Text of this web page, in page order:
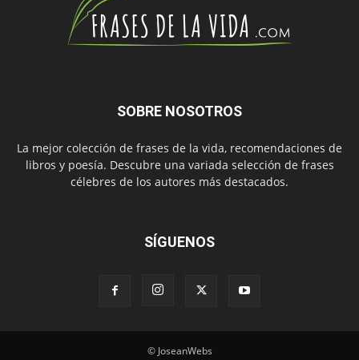
SOBRE NOSOTROS
La mejor colección de frases de la vida, recomendaciones de
libros y poesía. Descubre una variada selección de frases
célebres de los autores más destacados.
SÍGUENOS
© JoseanWebs